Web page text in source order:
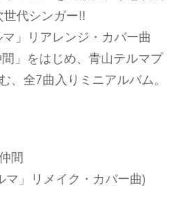
代シンガー!!
マ」リアレンジ・カバー曲
間」をはじめ、青山テルマプ
、全7曲入りミニアルバム。
間
マ」リメイク・カバー曲)